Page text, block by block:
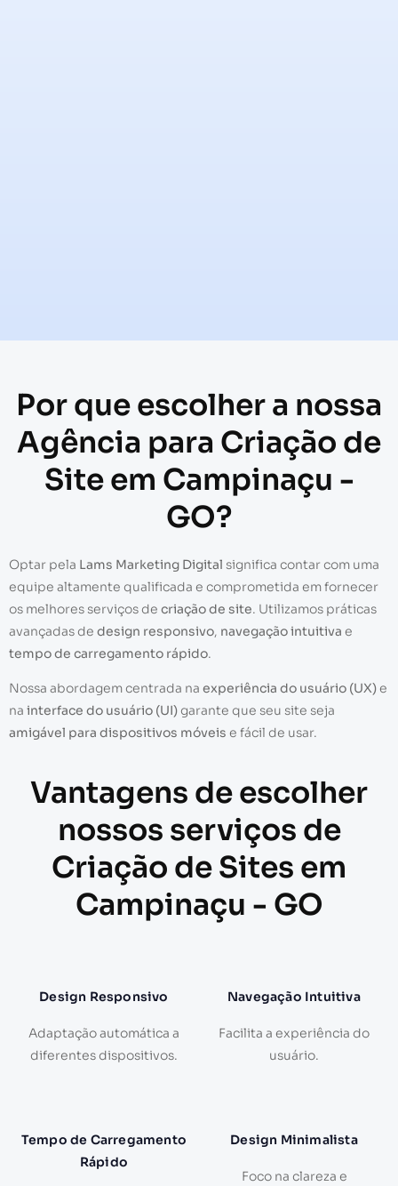
Por que escolher a nossa
Agência para Criação de
Site em Campinaçu -
GO?
Optar pela Lams Marketing Digital significa contar com uma
equipe altamente qualificada e comprometida em fornecer
os melhores serviços de criação de site. Utilizamos práticas
avançadas de design responsivo, navegação intuitiva e
tempo de carregamento rápido.
Nossa abordagem centrada na experiência do usuário (UX)e
na interface do usuário (UI)garante que seu site seja
amigável para dispositivos móveis e fácil de usar.
Vantagens de escolher
nossos serviços de
Criação de Sites em
Campinaçu - GO
Design Responsivo
Adaptação automática a
diferentes dispositivos.
Navegação Intuitiva
Facilita a experiência do
usuário.
Tempo de Carregamento
Rápido
Design Minimalista
Foco na clareza e